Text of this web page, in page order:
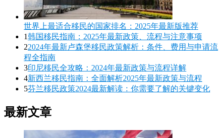
世界上最适合移民的国家排名：2025年最新版推荐
1韩国移民指南：2025年最新政策、流程与注意事项
22024年最新卢森堡移民政策解析：条件、费用与申请流
程全指南
3印尼移民全攻略：2024年最新政策与流程详解
4新西兰移民指南：全面解析2025年最新政策与流程
5芬兰移民政策2024最新解读：你需要了解的关键变化
最新文章